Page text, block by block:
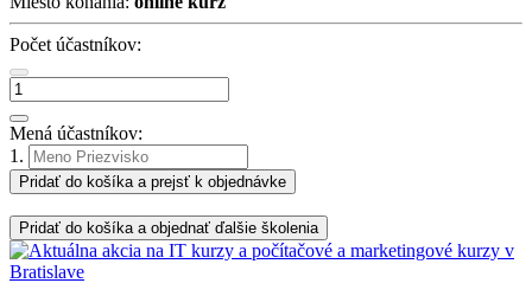
Počet účastníkov:
Mená účastníkov:
1.
Pridať do košíka a prejsť k objednávke
Pridať do košíka a objednať ďalšie školenia